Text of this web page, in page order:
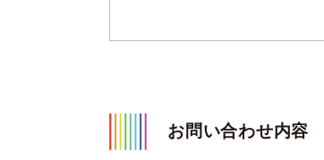
お問い合わせ内容